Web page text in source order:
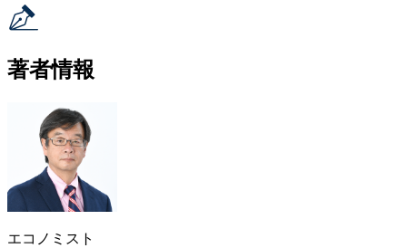
著者情報
エコノミスト